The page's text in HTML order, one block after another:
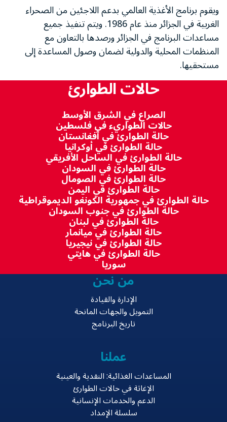
ويقوم برنامج الأغذية العالمي بدعم اللاجئين من الصحراء
الغربية في الجزائر منذ عام 1986. ويتم تنفيذ جميع
مساعدات البرنامج في الجزائر ورصدها بالتعاون مع
المنظمات المحلية والدولية لضمان وصول المساعدة إلى
مستحقيها.
حالات الطوارئ
الصراع في الشرق الأوسط
حالات الطواريء في فلسطين
حالة الطوارئ في أفغانستان
حالة الطوارئ في أوكرانيا
حالة الطوارئ في الساحل الأفريقي
حالة الطوارئ في السودان
حالة الطوارئ في الصومال
حالة الطوارئ في اليمن
حالة الطوارئ في جمهورية الكونغو الديموقراطية
حالة الطوارئ في جنوب السودان
حالة الطوارئ في لبنان
حالة الطوارئ في ميانمار
حالة الطوارئ في نيجيريا
حالة الطوارئ في هايتي
سوريا
من نحن
الإدارة والقيادة
التمويل والجهات المانحة
تاريخ البرنامج
عملنا
المساعدات الغذائية: النقدية والعينية
الإغاثة في حالات الطوارئ
الدعم والخدمات الإنسانية
سلسلة الإمداد